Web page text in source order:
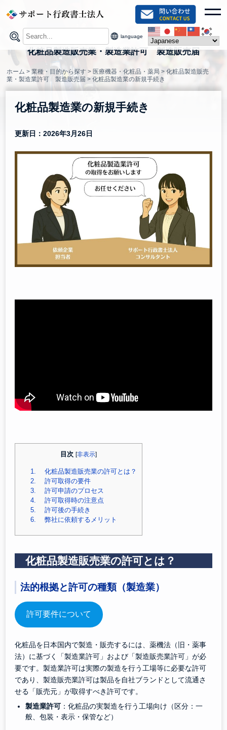
content
language
化粧品製造販売業・製造業許可 製造販売届
ホーム >業種・目的から探す > 医療機器・化粧品・薬局 >化粧品製造販売
業・製造業許可 製造販売届 >化粧品製造業の新規手続き
化粧品製造業の新規手続き
更新日：2026年3月26日
目次 [非表示]
1. 化粧品製造販売業の許可とは？
2. 許可取得の要件
3. 許可申請のプロセス
4. 許可取得時の注意点
5. 許可後の手続き
6. 弊社に依頼するメリット
化粧品製造販売業の許可とは？
法的根拠と許可の種類（製造業）
許可要件について
化粧品を日本国内で製造・販売するには、薬機法（旧・薬事
法）に基づく「製造業許可」および「製造販売業許可」が必
要です。製造業許可は実際の製造を行う工場等に必要な許可
であり、製造販売業許可は製品を自社ブランドとして流通さ
せる「販売元」が取得すべき許可です。
製造業許可 ：化粧品の実製造を行う工場向け（区分：一
般、包装・表示・保管など）